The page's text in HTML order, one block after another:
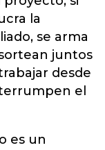
la
se arma
juntos
desde
el
es un